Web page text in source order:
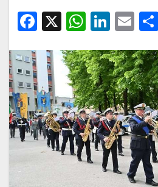
F
c
e
b
o
o
k
X
W
at
s
A
p
p
Li
k
e
dI
n
E
ail